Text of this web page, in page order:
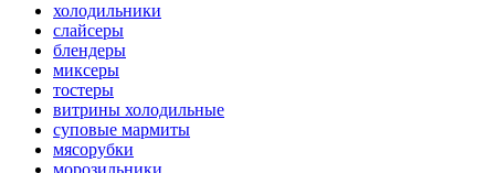
холодильники
слайсеры
блендеры
миксеры
тостеры
витрины холодильные
суповые мармиты
мясорубки
морозильники